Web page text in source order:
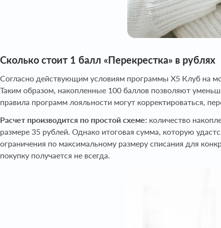
Сколько стоит 1 балл «Перекрестка» в рублях
Согласно действующим условиям программы X5 Клуб на
Таким образом, накопленные 100 баллов позволяют
правила программ лояльности могут корректироваться,
Расчет производится по простой схеме: количество
размере 35 рублей. Однако итоговая сумма, которую
ограничения по максимальному размеру списания для
покупку получается не всегда.